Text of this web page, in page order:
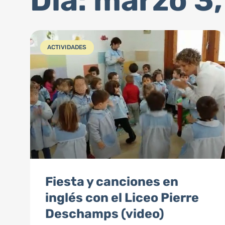
ACTIVIDADES
Fiesta y canciones en
inglés con el Liceo Pierre
Deschamps (video)